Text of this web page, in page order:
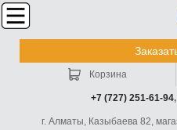
+7 (727) 251-61-94,
г. Алматы, Казыбаева 82,
Корзина